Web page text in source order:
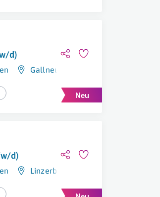
d)
Gallneukirchen
d)
Linzerberg 45